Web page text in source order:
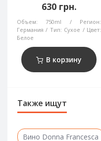
630 грн.
Объем: 750ml
Регион:
Германия
Тип: Сухое
Цвет:
Белое
В корзину
Также ищут
Вино Donna Francesca